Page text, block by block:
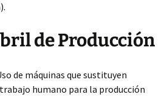
de Producción
de máquinas que sustituyen
humano para la producción